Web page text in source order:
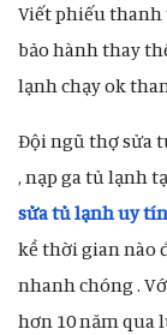
Viết phiếu thanh
bảo hành thay
lạnh chạy ok
Đội ngũ thợ sửa
, nạp ga tủ lạnh
sửa tủ lạnh uy tín
kể thời gian nào
nhanh chóng .
hơn 10 năm qua